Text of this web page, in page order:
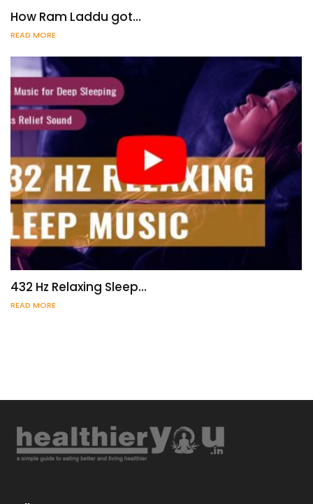
How Ram Laddu got…
READ MORE
432 Hz Relaxing Sleep…
READ MORE